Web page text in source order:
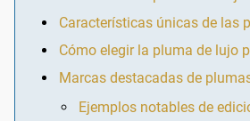
Características únicas de las
Cómo elegir la pluma de lujo
Marcas destacadas de
Ejemplos notables de